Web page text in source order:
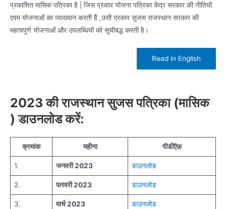
प्रकाशित मासिक पत्रिका है | जिस प्रकार योजना पत्रिका केंद्र सरकार की नीतियों
एवम योजनाओं का व्याख्यान करती हैं ,उसी प्रकार सुजस राजस्थान सरकार की
महत्वपूर्ण योजनाओं और उपलब्धियों को सूचीबद्ध करती है।
Read in English
2023 की राजस्थान सुजस पत्रिका (मासिक
) डाउनलोड करें:
क्रमांक महीना पीडीऍफ़
1. जनवरी 2023 डाउनलोड
2. फरवरी 2023 डाउनलोड
3. मार्च 2023 डाउनलोड